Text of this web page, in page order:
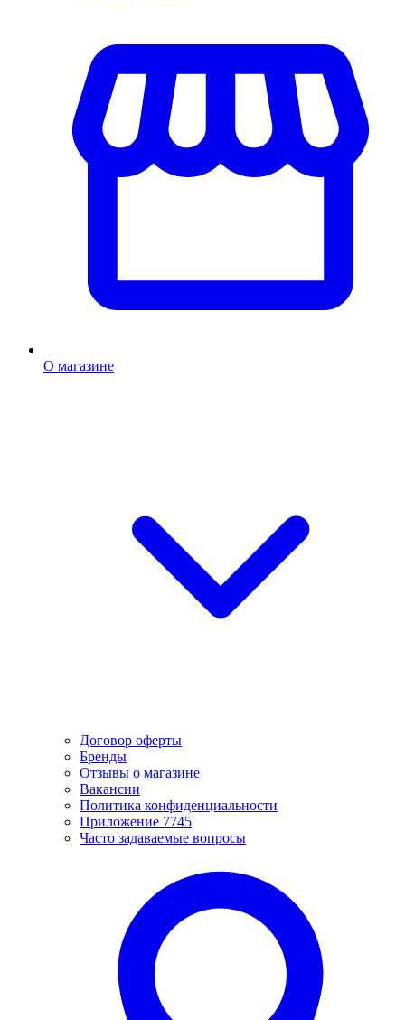
О магазине
Договор оферты
Бренды
Отзывы о магазине
Вакансии
Политика конфиденциальности
Приложение 7745
Часто задаваемые вопросы